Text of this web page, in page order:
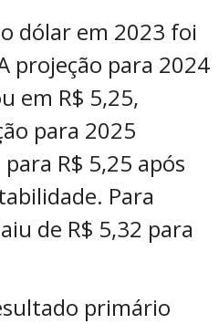
dólar em 2023 foi
projeção para 2024
em R$ 5,25,
para 2025
R$ 5,25 após
Para
de R$ 5,32 para
primário